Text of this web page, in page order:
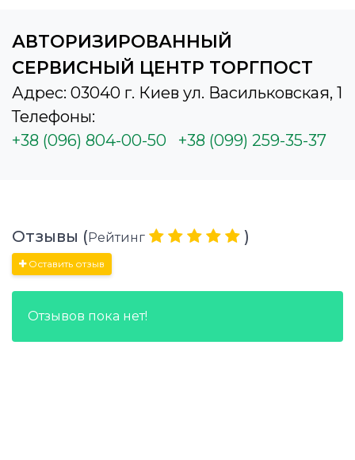
АВТОРИЗИРОВАННЫЙ
СЕРВИСНЫЙ ЦЕНТР ТОРГПОСТ
Адрес: 03040 г. Киев ул. Васильковская, 1
Телефоны:
+38 (096) 804-00-50
+38 (099) 259-35-37
Отзывы (Рейтинг )
Оставить отзыв
Отзывов пока нет!